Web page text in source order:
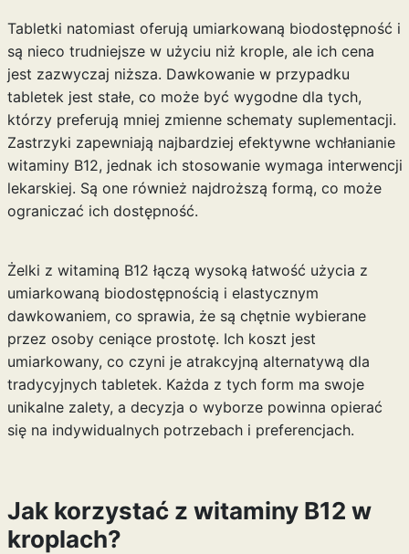
Tabletki natomiast oferują umiarkowaną biodostępność i
są nieco trudniejsze w użyciu niż krople, ale ich cena
jest zazwyczaj niższa. Dawkowanie w przypadku
tabletek jest stałe, co może być wygodne dla tych,
którzy preferują mniej zmienne schematy suplementacji.
Zastrzyki zapewniają najbardziej efektywne wchłanianie
witaminy B12, jednak ich stosowanie wymaga interwencji
lekarskiej. Są one również najdroższą formą, co może
ograniczać ich dostępność.
Żelki z witaminą B12 łączą wysoką łatwość użycia z
umiarkowaną biodostępnością i elastycznym
dawkowaniem, co sprawia, że są chętnie wybierane
przez osoby ceniące prostotę. Ich koszt jest
umiarkowany, co czyni je atrakcyjną alternatywą dla
tradycyjnych tabletek. Każda z tych form ma swoje
unikalne zalety, a decyzja o wyborze powinna opierać
się na indywidualnych potrzebach i preferencjach.
Jak korzystać z witaminy B12 w
kroplach?